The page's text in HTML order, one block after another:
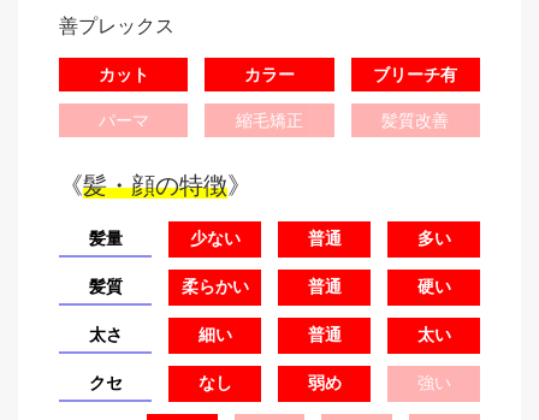
善プレックス
カット カラー ブリーチ有
パーマ 縮毛矯正 髪質改善
《髪・顔の特徴》
髪量 少ない 普通 多い
髪質 柔らかい 普通 硬い
太さ 細い 普通 太い
クセ なし 弱め 強い